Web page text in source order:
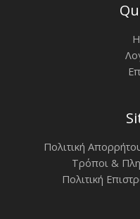
Πολιτική
Τρόποι &
Πολιτική